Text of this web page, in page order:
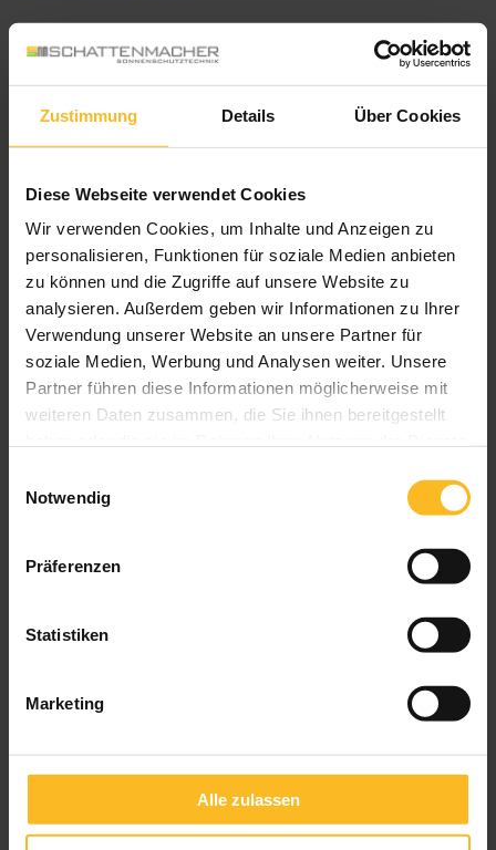
Zustimmung Details Über Cookies
Diese Webseite verwendet Cookies
Wir verwenden Cookies, um Inhalte und Anzeigen zu
personalisieren, Funktionen für soziale Medien anbieten
zu können und die Zugriffe auf unsere Website zu
analysieren. Außerdem geben wir Informationen zu Ihrer
Verwendung unserer Website an unsere Partner für
soziale Medien, Werbung und Analysen weiter. Unsere
Partner führen diese Informationen möglicherweise mit
weiteren Daten zusammen, die Sie ihnen bereitgestellt
Notwendig
Präferenzen
Statistiken
Marketing
Alle zulassen
Das könnte Sie auch interessieren